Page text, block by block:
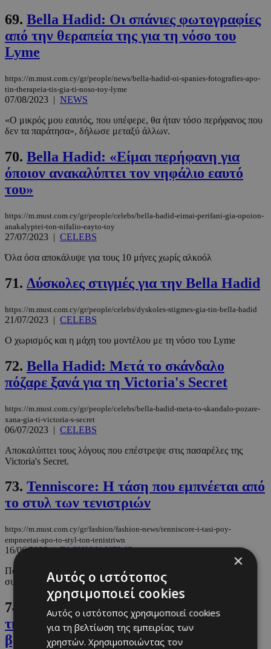
69. Bella Hadid: Οι σπάνιες φωτογραφίες
από την θεραπεία της για τη νόσο του
Lyme
https://m.must.com.cy/gr/people/news/bella-hadid-oi-spanies-fotografies-apo-
tin-therapeia-tis-gia-ti-noso-toy-lyme
07/08/2023 | NEWS
«Ο μικρός μου εαυτός, που υπέφερε, θα ήταν τόσο περήφανος που
δεν τα παράτησα», δήλωσε μεταξύ άλλων.
70. Bella Hadid: «Είμαι περήφανη για
όποιον ανακαλύπτει τον νηφάλιο εαυτό
του»
https://m.must.com.cy/gr/people/celebs/bella-hadid-eimai-perifani-gia-opoion-
anakalyptei-ton-nifalio-eayto-toy
27/07/2023 | CELEBS
Όλα όσα αποκάλυψε για τους 10 μήνες χωρίς αλκοόλ
71. Δύσκολες στιγμές για την Bella Hadid
https://m.must.com.cy/gr/people/celebs/dyskoles-stigmes-gia-tin-bella-hadid
21/07/2023 | CELEBS
Ο χωρισμός και η μάχη του μοντέλου με τη νόσο του Lyme
72. Bella Hadid: Μετά το σκάνδαλο
πόζαρε ξανά για τη Victoria's Secret
https://m.must.com.cy/gr/people/celebs/bella-hadid-meta-to-skandalo-pozare-
xana-gia-ti-victoria-s-secret
06/07/2023 | CELEBS
Αποκαλύπτει τους λόγους που επέστρεψε στις πασαρέλες της
Victoria's Secret.
73. Tenniscore: Η τάση που εμπνέεται από
το στυλ των τενιστριών
https://m.must.com.cy/gr/fashion/fashion-news/tenniscore-i-tasi-poy-
empneetai-apo-to-styl-ton-tenistriwn
16/06/2023|FASHION NEWS
Ποια ρούχα να επιλέξετε και με ποιους χρωματισμούς να τα
συνδυάσετε.
74.
Anwar Hadid για τον νέο σύντροφο
της Dua Lipa: «Προσπαθώ να μην τον
βρω και τον σκοτώσω»
×
Αυτός ο ιστότοπος
χρησιμοποιεί cookies
Αυτός ο ιστότοπος χρησιμοποιεί cookies
για τη βελτίωση της εμπειρίας των
χρηστών. Χρησιμοποιώντας τον